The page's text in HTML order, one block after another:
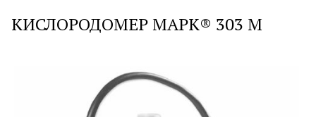
КИСЛОРОДОМЕР МАРК® 303 М